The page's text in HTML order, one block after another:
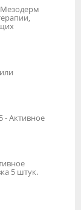
- Активное
5 штук.